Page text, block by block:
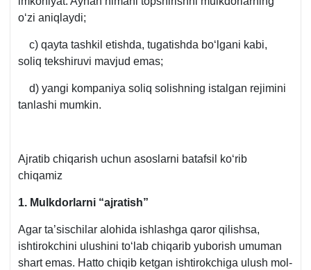
oʻzi aniqlaydi;
c) qayta tashkil etishda, tugatishda boʻlgani kabi,
soliq tekshiruvi mavjud emas;
d) yangi kompaniya soliq solishning istalgan rejimini
tanlashi mumkin.
Ajratib chiqarish uchun asoslarni batafsil koʻrib
chiqamiz
1. Mulkdorlarni “ajratish”
Agar ta’sischilar alohida ishlashga qaror qilishsa,
ishtirokchini ulushini toʻlab chiqarib yuborish umuman
shart emas. Hatto chiqib ketgan ishtirokchiga ulush mol-